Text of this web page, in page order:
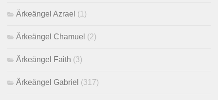
Ärkeängel Azrael (1)
Ärkeängel Chamuel (2)
Ärkeängel Faith (3)
Ärkeängel Gabriel (317)